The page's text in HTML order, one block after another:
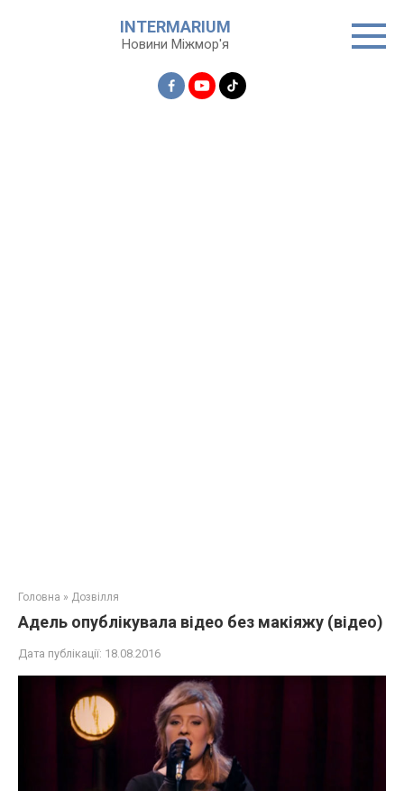
INTERMARIUM
Новини Міжмор'я
Головна » Дозвілля
Адель опублікувала відео без макіяжу (відео)
Дата публікації: 18.08.2016